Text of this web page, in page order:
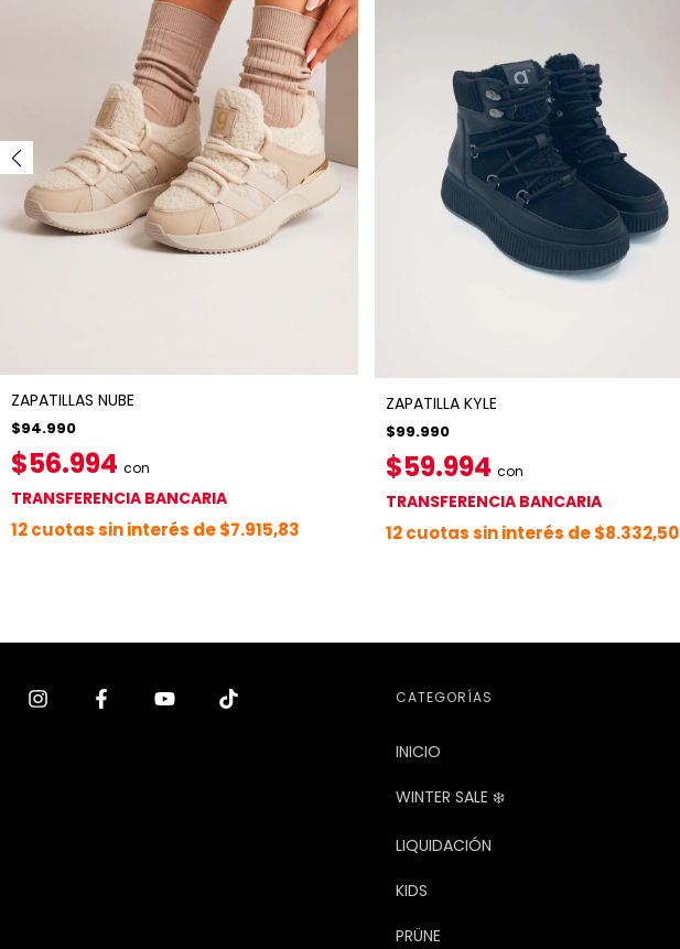
ZAPATILLAS NUBE
$94.990
$56.994 con
TRANSFERENCIA BANCARIA
12cuotas sin interés de$7.915,83
ZAPATILLA KYLE
$99.990
$59.994 con
TRANSFERENCIA BANCARIA
12 cuotas sin interés de$8.332,50
CATEGORÍAS
INICIO
WINTER SALE ❄️
LIQUIDACIÓN
KIDS
PRÜNE